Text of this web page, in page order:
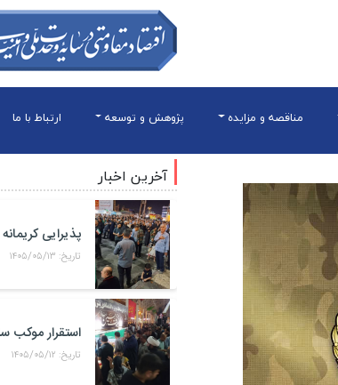
مناقصه و مزایده پژوهش و توسعه ارتباط با ما
آخرین اخبار
پذیرایی
تاریخ: ۱۴۰۵/۰۵/۱۳
تاریخ: ۱۴۰۵/۰۵/۱۲